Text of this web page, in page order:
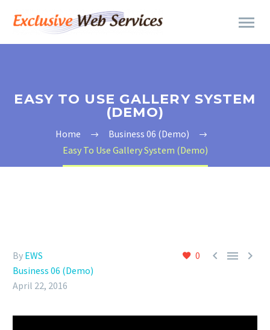
EASY TO USE GALLERY SYSTEM
(DEMO)
Home
Business 06 (Demo)
Easy To Use Gallery System (Demo)
0   
By EWS
Business 06 (Demo)
April 22, 2016